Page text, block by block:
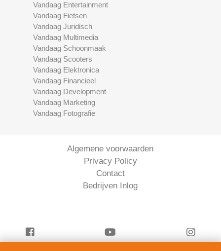
Vandaag Entertainment
Vandaag Fietsen
Vandaag Juridisch
Vandaag Multimedia
Vandaag Schoonmaak
Vandaag Scooters
Vandaag Elektronica
Vandaag Financieel
Vandaag Development
Vandaag Marketing
Vandaag Fotografie
Algemene voorwaarden
Privacy Policy
Contact
Bedrijven Inlog